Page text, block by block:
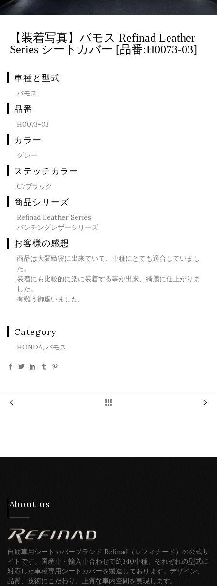
【装着写真】バモス Refinad Leather
Series シートカバー [品番:H0073-03]
車種と型式
バモス
品番
H0073-03
カラー
グレー
ステッチカラー
C7ブラック
商品シリーズ
Refinad Leather Series
パンチングレザーシリーズ
お客様の感想
商品は大変緻密に出来ていて、車種にとても適合していまし
た。
装着にも比較的に楽に装着する事が出来、綺麗に仕上がりま
した。
有難う御座いました。
Category
HONDA, バモス
About us
自動車用シートカバーブランド Refinad（レフィナード）の公式サ
イトです。国産車・輸入車合わせて約340車種、それぞれの型式に
対応した車種専用シートカバーを製造しております。デザイン、
品質、技術にこだわり、上質な車内空間を実現します。